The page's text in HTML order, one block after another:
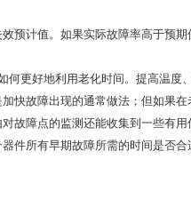
预计值。如果实际故障率高于预期
何更好地利用老化时间。提高温度
快故障出现的通常做法；但如果在
故障点的监测还能收集到一些有用
件所有早期故障所需的时间是否合